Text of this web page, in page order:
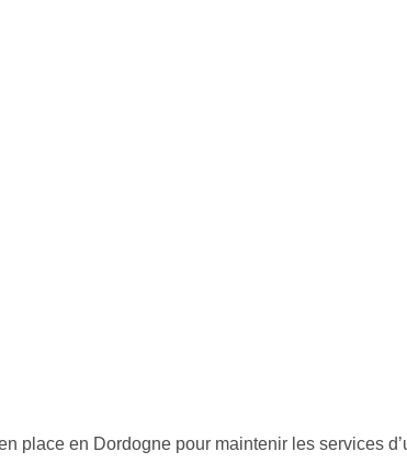
place en Dordogne pour maintenir les services